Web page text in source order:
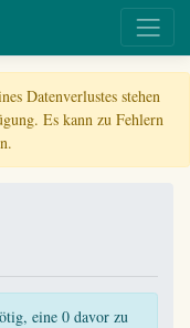
Datenverlustes stehen
Es kann zu Fehlern
eine 0 davor zu